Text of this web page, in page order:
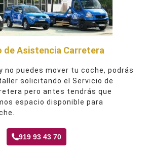
de Asistencia Carretera
no puedes mover tu coche, podrás
solicitando el Servicio de
pero antes tendrás que
espacio disponible para
919 93 43 70